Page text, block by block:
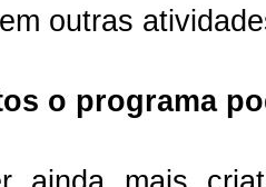
outras
o programa